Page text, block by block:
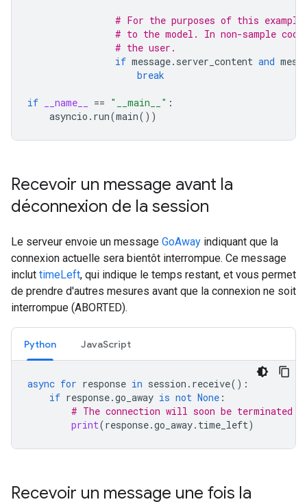
# For the purposes of this
# to the model. In non-sample
# the user.
if message. server_content and
break
if __name__ == "__main__" :
asyncio . run(main())
Recevoir un message avant la
déconnexion de la session
Le serveur envoie un message GoAway indiquant que la
connexion actuelle sera bientôt interrompue. Ce message
inclut timeLeft, qui indique le temps restant, et vous permet
de prendre d'autres mesures avant que la connexion ne soit
interrompue (ABORTED).
Python JavaScript
async for response in session . receive():
if response.go_away is not None :
# The connection will soon be terminated
print(response.go_away. time_left)
Recevoir un message une fois la